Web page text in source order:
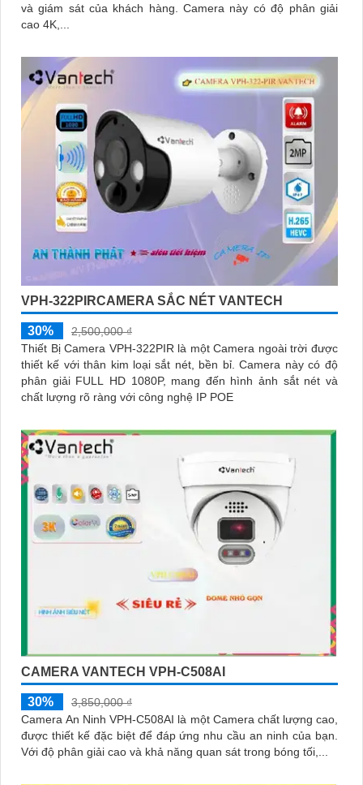
và giám sát của khách hàng. Camera này có độ phân giải
cao 4K,...
VPH-322PIRCAMERA SẮC NÉT VANTECH
30%
2,500,000 ₫
Thiết Bị Camera VPH-322PIR là một Camera ngoài trời được
thiết kế với thân kim loại sắt nét, bền bỉ. Camera này có độ
phân giải FULL HD 1080P, mang đến hình ảnh sắt nét và
chất lượng rõ ràng với công nghệ IP POE
CAMERA VANTECH VPH-C508AI
30%
3,850,000 ₫
Camera An Ninh VPH-C508AI là một Camera chất lượng cao,
được thiết kế đặc biệt để đáp ứng nhu cầu an ninh của bạn.
Với độ phân giải cao và khả năng quan sát trong bóng tối,...